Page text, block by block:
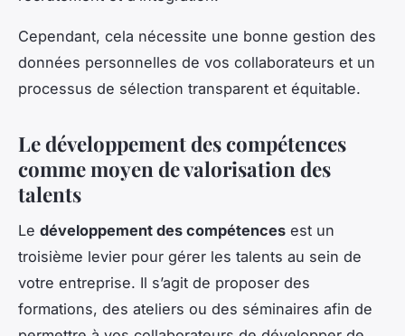
Cependant, cela nécessite une bonne gestion des
données personnelles de vos collaborateurs et un
processus de sélection transparent et équitable.
Le développement des compétences
comme moyen de valorisation des
talents
Le développement des compétences est un
troisième levier pour gérer les talents au sein de
votre entreprise. Il s’agit de proposer des
formations, des ateliers ou des séminaires afin de